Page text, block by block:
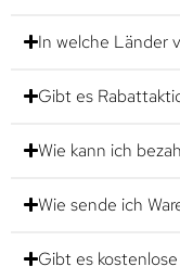
In welche Länder
Gibt es
Wie kann ich
Wie sende ich
Gibt es